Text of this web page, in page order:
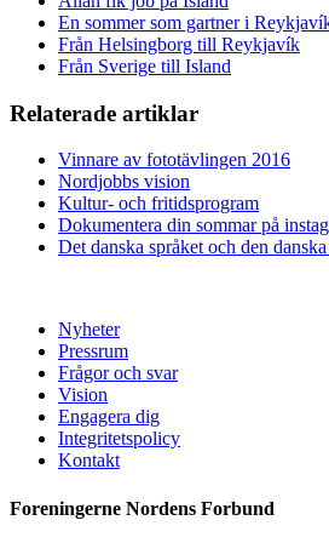
En sommer som gartner i
Från Helsingborg till Reykjavík
Från Sverige till Island
Relaterade artiklar
Vinnare av fototävlingen 2016
Nordjobbs vision
Kultur- och fritidsprogram
Dokumentera din sommar på
Det danska språket och den
Nyheter
Pressrum
Frågor och svar
Vision
Engagera dig
Integritetspolicy
Kontakt
Foreningerne Nordens Forbund